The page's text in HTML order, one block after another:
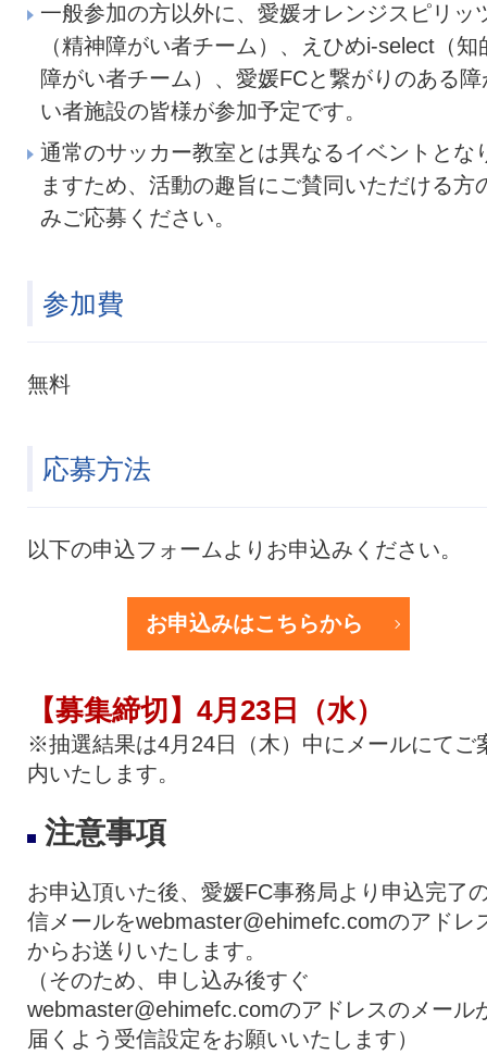
一般参加の方以外に、愛媛オレンジスピリッ
（精神障がい者チーム）、えひめi-select（知
障がい者チーム）、愛媛FCと繋がりのある障
い者施設の皆様が参加予定です。
通常のサッカー教室とは異なるイベントとな
ますため、活動の趣旨にご賛同いただける方
みご応募ください。
参加費
無料
応募方法
以下の申込フォームよりお申込みください。
お申込みはこちらから
【募集締切】4月23日（水）
※抽選結果は4月24日（木）中にメールにてご
内いたします。
注意事項
お申込頂いた後、愛媛FC事務局より申込完了
信メールをwebmaster@ehimefc.comのアドレ
からお送りいたします。
（そのため、申し込み後すぐ
webmaster@ehimefc.comのアドレスのメール
届くよう受信設定をお願いいたします）